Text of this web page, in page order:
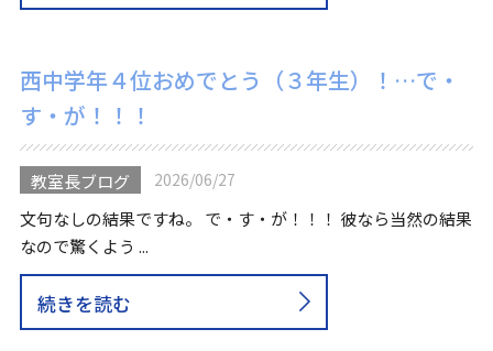
西中学年４位おめでとう（３年生）！…で・
す・が！！！
教室長ブログ 2026/06/27
文句なしの結果ですね。 で・す・が！！！ 彼なら当然の結果
なので驚くよう ...
続きを読む